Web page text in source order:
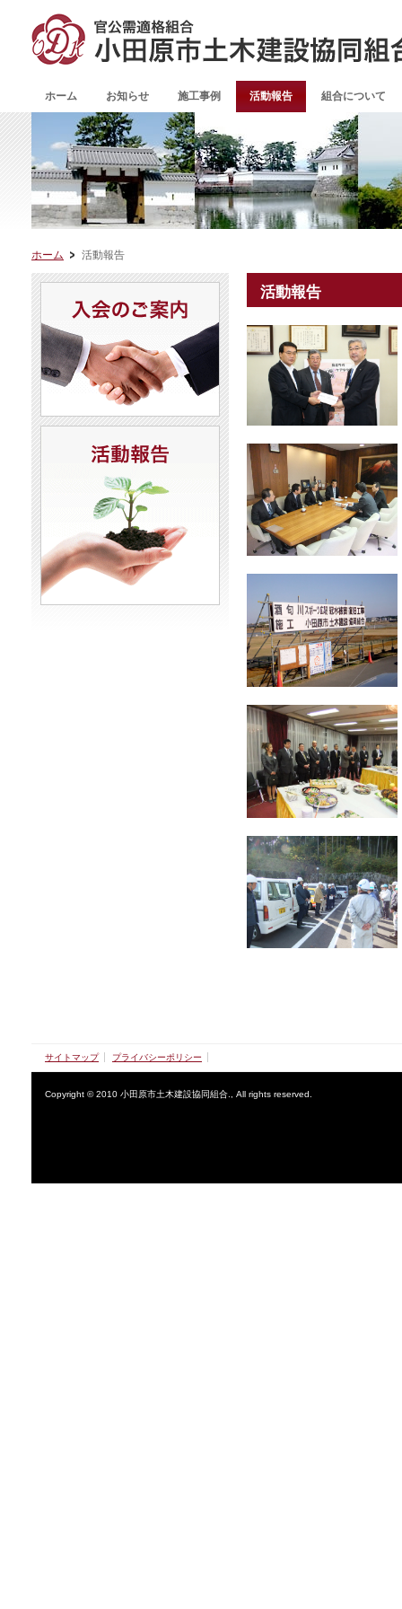
ホーム お知らせ 施工事例 活動報告 組合について
ホーム 活動報告
活動報告
サイトマップ プライバシーポリシー
Copyright © 2010 小田原市土木建設協同組合., All rights reserved.